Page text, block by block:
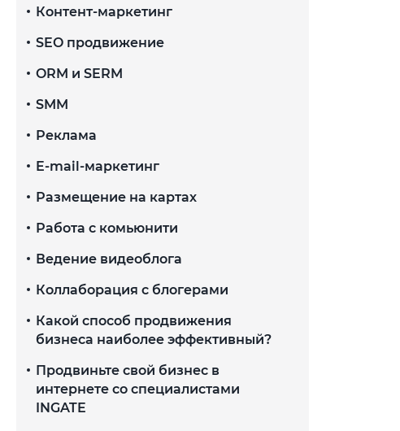
Контент-маркетинг
SEO продвижение
ORM и SERM
SMM
Реклама
E-mail-маркетинг
Размещение на картах
Работа с комьюнити
Ведение видеоблога
Коллаборация с блогерами
Какой способ продвижения
бизнеса наиболее эффективный?
Продвиньте свой бизнес в
интернете со специалистами
INGATE